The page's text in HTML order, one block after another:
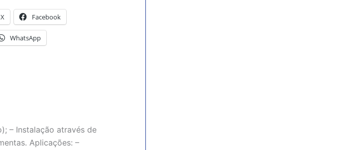
X Facebook
WhatsApp
– Instalação através de
Aplicações: –